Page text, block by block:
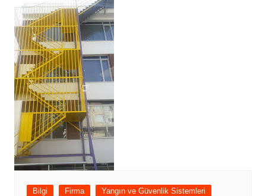
Bilgi Firma Yangın ve Güvenlik Sistemleri